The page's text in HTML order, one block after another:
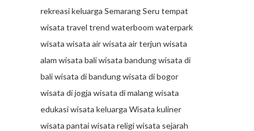
rekreasi keluarga Semarang Seru tempat
wisata travel trend waterboom waterpark
wisata wisata air wisata air terjun wisata
alam wisata bali wisata bandung wisata di
bali wisata di bandung wisata di bogor
wisata di jogja wisata di malang wisata
edukasi wisata keluarga Wisata kuliner
wisata pantai wisata religi wisata sejarah